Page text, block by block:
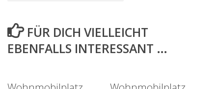
FÜR DICH VIELLEICHT
EBENFALLS INTERESSANT …